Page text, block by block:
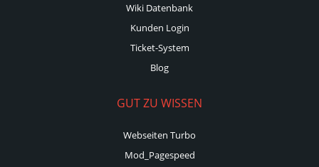
Wiki Datenbank
Kunden Login
Ticket-System
Blog
GUT ZU WISSEN
Webseiten Turbo
Mod_Pagespeed